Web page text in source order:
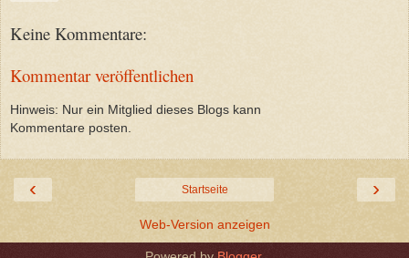
Keine Kommentare:
Kommentar veröffentlichen
Hinweis: Nur ein Mitglied dieses Blogs kann
Kommentare posten.
‹ ›
Startseite
Web-Version anzeigen